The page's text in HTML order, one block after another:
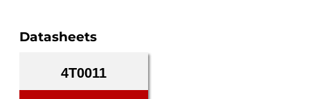
Datasheets
4T0011